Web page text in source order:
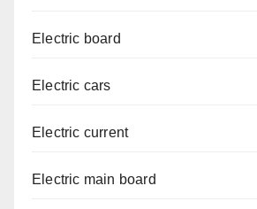
Electric board
Electric cars
Electric current
Electric main board